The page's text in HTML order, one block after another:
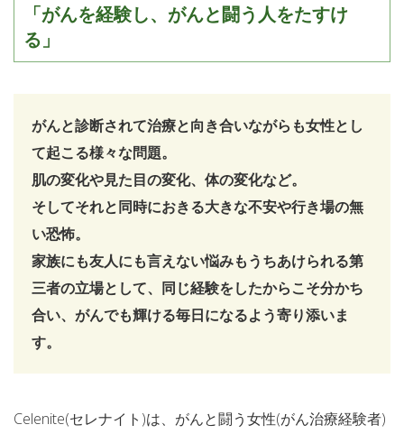
「がんを経験し、がんと闘う人をたすけ
る」
がんと診断されて治療と向き合いながらも女性とし
て起こる様々な問題。
肌の変化や見た目の変化、体の変化など。
そしてそれと同時におきる大きな不安や行き場の無
い恐怖。
家族にも友人にも言えない悩みもうちあけられる第
三者の立場として、同じ経験をしたからこそ分かち
合い、がんでも輝ける毎日になるよう寄り添いま
す。
Celenite(セレナイト)は、がんと闘う女性(がん治療経験者)